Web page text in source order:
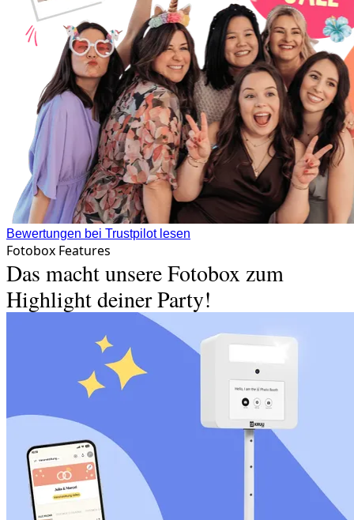
Bewertungen bei Trustpilot lesen
Fotobox Features
Das macht unsere Fotobox zum
Highlight deiner Party!